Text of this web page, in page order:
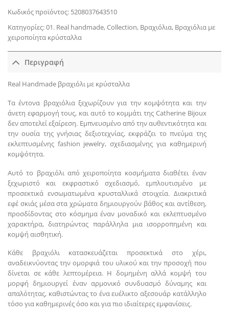
Κωδικός προϊόντος: 5208037643510
Κατηγορίες:01. Real handmade,Collection, Βραχιόλια, Βραχιόλια με
χειροποίητα κρύσταλλα
Περιγραφή
Real Handmade βραχιόλι με κρύσταλλα
Τα έντονα βραχιόλια ξεχωρίζουν για την κομψότητα και την
άνετη εφαρμογή τους, και αυτό το κομμάτι της Catherine Bijoux
δεν αποτελεί εξαίρεση. Εμπνευσμένο από την αυθεντικότητα και
την ουσία της γνήσιας δεξιοτεχνίας, εκφράζει το πνεύμα της
εκλεπτυσμένης fashion jewelry, σχεδιασμένης για καθημερινή
κομψότητα.
Αυτό το βραχιόλι από χειροποίητα κοσμήματα διαθέτει έναν
ξεχωριστό και εκφραστικό σχεδιασμό, εμπλουτισμένο με
προσεκτικά ενσωματωμένα κρυσταλλικά στοιχεία. Διακριτικά
εφέ σκιάς μέσα στα χρώματα δημιουργούν βάθος και αντίθεση,
προσδίδοντας στο κόσμημα έναν μοναδικό και εκλεπτυσμένο
χαρακτήρα, διατηρώντας παράλληλα μια ισορροπημένη και
κομψή αισθητική.
Κάθε βραχιόλι κατασκευάζεται προσεκτικά στο χέρι,
αναδεικνύοντας την ομορφιά του υλικού και την προσοχή που
δίνεται σε κάθε λεπτομέρεια. Η δομημένη αλλά κομψή του
μορφή δημιουργεί έναν αρμονικό συνδυασμό δύναμης και
απαλότητας, καθιστώντας το ένα ευέλικτο αξεσουάρ κατάλληλο
τόσο για καθημερινές όσο και για πιο ιδιαίτερες εμφανίσεις.